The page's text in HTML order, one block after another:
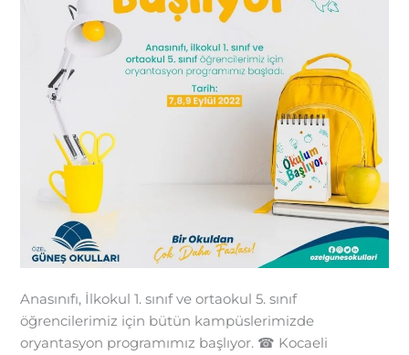
Anasınıfı, İlkokul 1. sınıf ve ortaokul 5. sınıf
öğrencilerimiz için bütün kampüslerimizde
oryantasyon programımız başlıyor. ☎ Kocaeli